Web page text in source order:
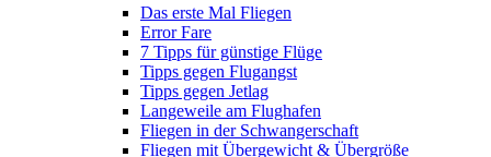
Das erste Mal Fliegen
Error Fare
7 Tipps für günstige Flüge
Tipps gegen Flugangst
Tipps gegen Jetlag
Langeweile am Flughafen
Fliegen in der Schwangerschaft
Fliegen mit Übergewicht & Übergröße